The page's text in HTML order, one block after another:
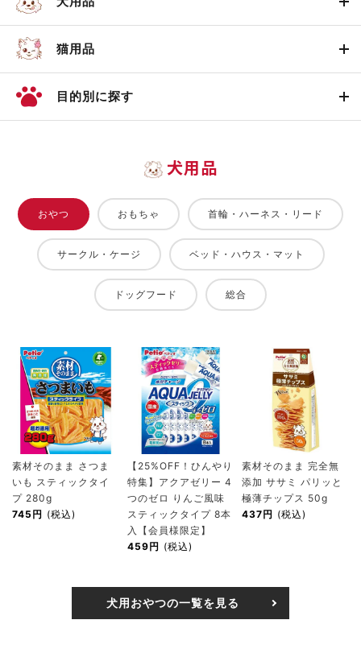
猫用品
目的別に探す
犬用品
おやつ おもちゃ 首輪・ハーネス・リード
サークル・ケージ ベッド・ハウス・マット
ドッグフード 総合
素材そのまま さつま
いも スティックタイ
プ 280g
745円 (税込)
【25%OFF！ひんやり
特集】アクアゼリー 4
つのゼロ りんご風味
スティックタイプ 8本
入【会員様限定】
459円 (税込)
素材そのまま 完全無
添加 ササミ パリッと
極薄チップス 50g
437円 (税込)
犬用おやつの一覧を見る